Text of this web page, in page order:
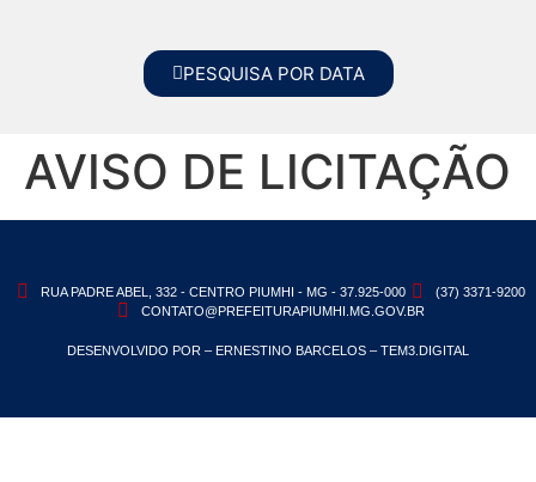
PESQUISA POR DATA
AVISO DE LICITAÇÃO
RUA PADRE ABEL, 332 - CENTRO PIUMHI - MG - 37.925-000
(37) 3371-9200
CONTATO@PREFEITURAPIUMHI.MG.GOV.BR
DESENVOLVIDO POR – ERNESTINO BARCELOS – TEM3.DIGITAL